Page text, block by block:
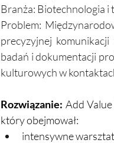
Branża: Biotechnologia
Problem:
precyzyjnej
badań i dokumentacji
kulturowych w
Rozwiązanie: Add
który obejmował:
intensywne